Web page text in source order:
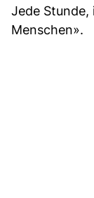
Jede
Menschen».